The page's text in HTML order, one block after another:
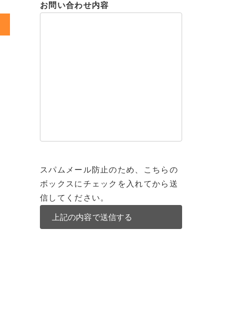
お問い合わせ内容
スパムメール防止のため、こちらの
ボックスにチェックを入れてから送
信してください。